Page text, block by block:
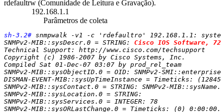
rdefaultrw (Comunidade de Leitura e Gravação).
192.168.1.1
Parâmetros de coleta
sh-3.2# snmpwalk -v1 -c 'rdefaultro' 192.168.1.1:
SNMPv2-MIB::sysDescr.0 = STRING: Cisco IOS Software,
Technical Support: http://www.cisco.com/techsupport
Copyright (c) 1986-2007 by Cisco Systems, Inc.
Compiled Sat 01-Dec-07 03:07 by prod_rel_team
SNMPv2-MIB::sysObjectID.0 = OID: SNMPv2-
DISMAN-EVENT-MIB::sysUpTimeInstance = Timeticks:
SNMPv2-MIB::sysContact.0 = STRING: SNMPv2-
SNMPv2-MIB::sysLocation.0 = STRING:
SNMPv2-MIB::sysServices.0 = INTEGER: 78